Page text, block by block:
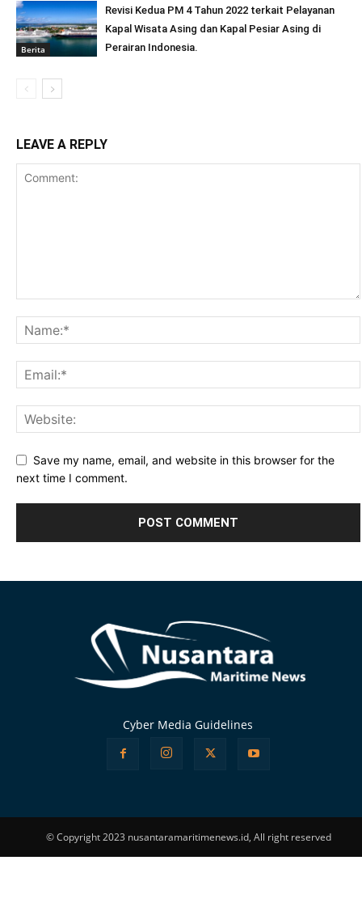
Berita
Revisi Kedua PM 4 Tahun 2022 terkait Pelayanan
Kapal Wisata Asing dan Kapal Pesiar Asing di
Perairan Indonesia.
LEAVE A REPLY
Save my name, email, and website in this browser for the
next time I comment.
Cyber Media Guidelines
© Copyright 2023 nusantaramaritimenews.id, All right reserved